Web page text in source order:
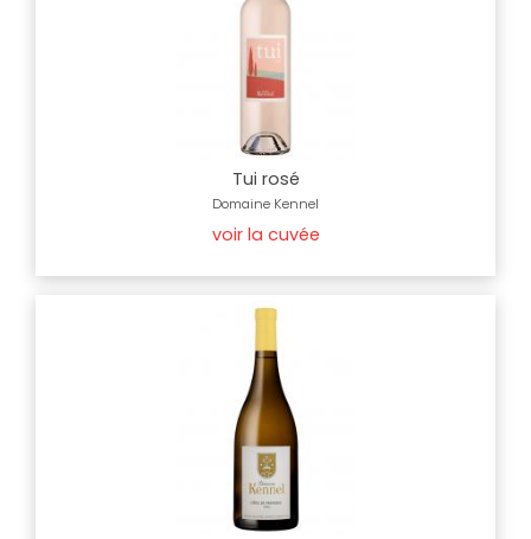
Tui rosé
Domaine Kennel
voir la cuvée